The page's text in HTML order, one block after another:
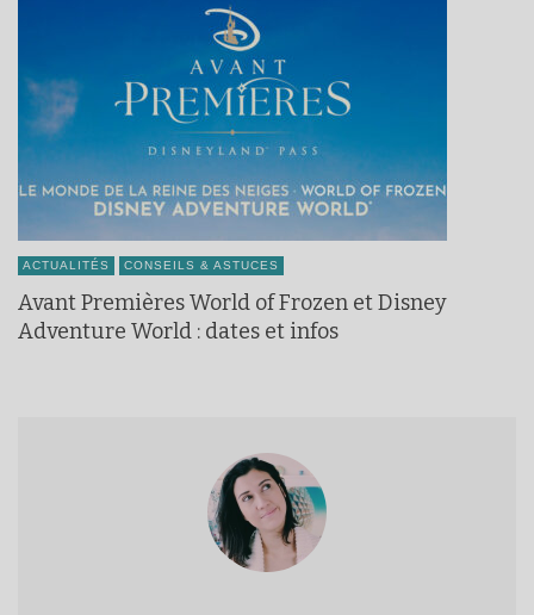
ACTUALITÉS CONSEILS & ASTUCES
Avant Premières World of Frozen et Disney
Adventure World : dates et infos